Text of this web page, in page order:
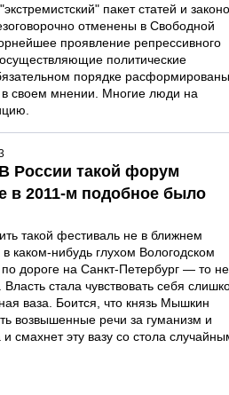
пакет статей и
отменены в Свободной
проявление репрессивного
политические
порядке расформированы.
своем мнении. Многие люди на
России такой форум
в 2011-м подобное было
такой фестиваль не в ближнем
каком-нибудь глухом Вологодском
по дороге на Санкт-Петербург — то не
Власть стала чувствовать себя
ваза. Боится, что князь Мышкин
возвышенные речи за гуманизм и
смахнет эту вазу со стола